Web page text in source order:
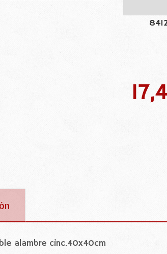
alambre cinc.40x40cm